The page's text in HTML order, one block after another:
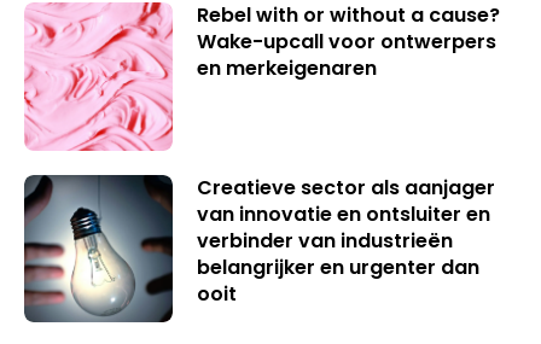
Rebel with or without a cause?
Wake-upcall voor ontwerpers
en merkeigenaren
Creatieve sector als aanjager
van innovatie en ontsluiter en
verbinder van industrieën
belangrijker en urgenter dan
ooit